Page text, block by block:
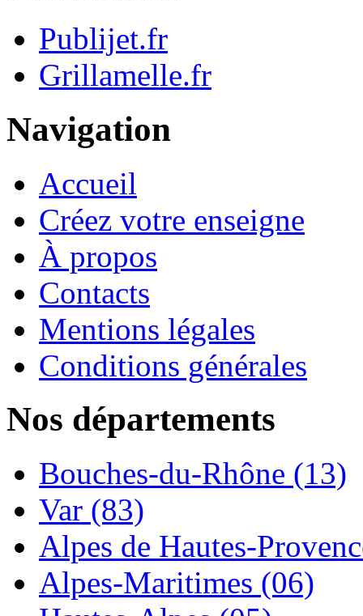
Publijet.fr
Grillamelle.fr
Navigation
Accueil
Créez votre enseigne
À propos
Contacts
Mentions légales
Conditions générales
Nos départements
Bouches-du-Rhône (13)
Var (83)
Alpes de Hautes-
Alpes-Maritimes (06)